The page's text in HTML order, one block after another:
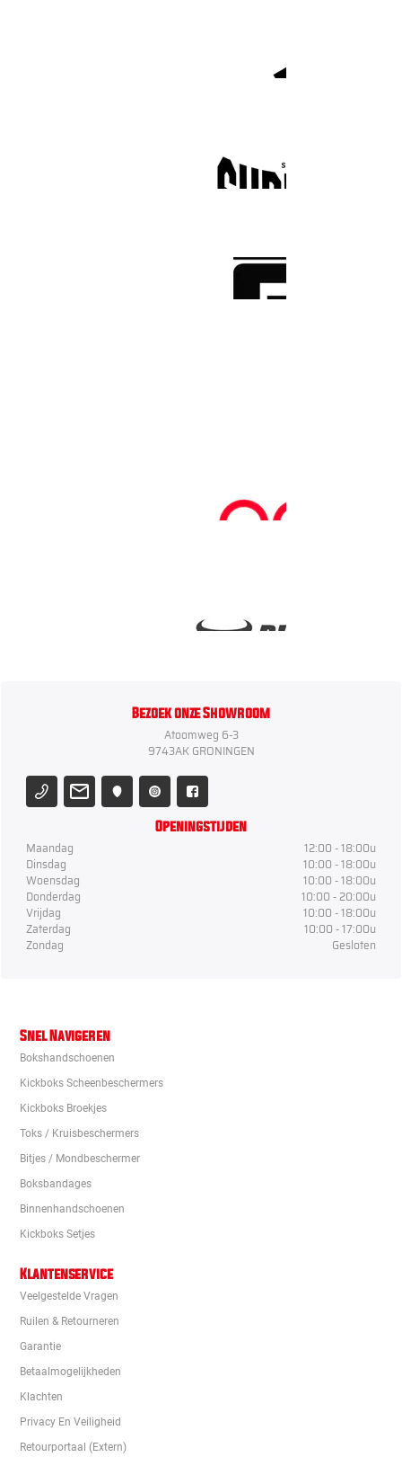
Bezoek onze Showroom
Atoomweg 6-3
9743AK GRONINGEN
Openingstijden
Maandag
12:00 - 18:00u
Dinsdag
10:00 - 18:00u
Woensdag
10:00 - 18:00u
Donderdag
10:00 - 20:00u
Vrijdag
10:00 - 18:00u
Zaterdag
10:00 - 17:00u
Zondag
Gesloten
Snel Navigeren
Bokshandschoenen
Kickboks Scheenbeschermers
Kickboks Broekjes
Toks / Kruisbeschermers
Bitjes / Mondbeschermer
Boksbandages
Binnenhandschoenen
Kickboks Setjes
Klantenservice
Veelgestelde Vragen
Ruilen & Retourneren
Garantie
Betaalmogelijkheden
Klachten
Privacy En Veiligheid
Retourportaal (extern)